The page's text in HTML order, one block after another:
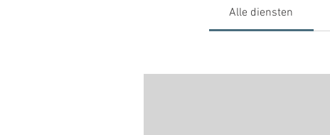
Alle diensten